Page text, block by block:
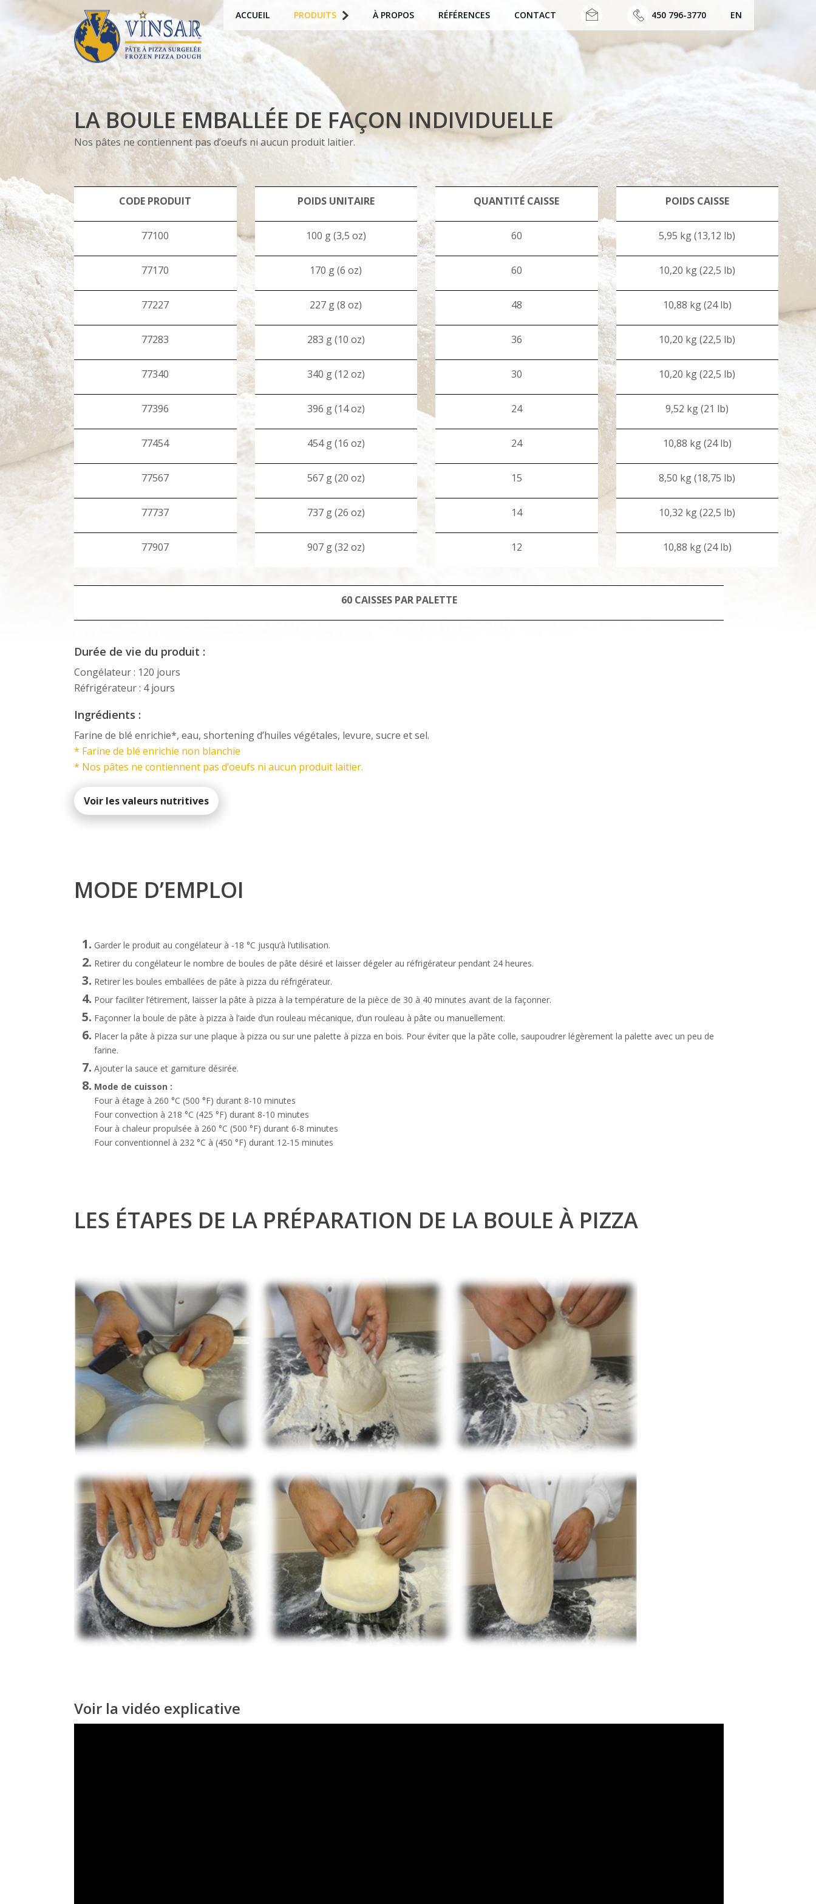
ACCUEIL PRODUITS À PROPOS RÉFÉRENCES CONTACT 450 796-3770 EN
LA BOULE EMBALLÉE DE FAÇON INDIVIDUELLE
Nos pâtes ne contiennent pas d’oeufs ni aucun produit laitier.
CODE PRODUIT
77100
77170
77227
77283
77340
77396
77454
77567
77737
77907
POIDS UNITAIRE
100 g (3,5 oz)
170 g (6 oz)
227 g (8 oz)
283 g (10 oz)
340 g (12 oz)
396 g (14 oz)
454 g (16 oz)
567 g (20 oz)
737 g (26 oz)
907 g (32 oz)
QUANTITÉ CAISSE
60
60
48
36
30
24
24
15
14
12
POIDS CAISSE
5,95 kg (13,12 lb)
10,20 kg (22,5 lb)
10,88 kg (24 lb)
10,20 kg (22,5 lb)
10,20 kg (22,5 lb)
9,52 kg (21 lb)
10,88 kg (24 lb)
8,50 kg (18,75 lb)
10,32 kg (22,5 lb)
10,88 kg (24 lb)
60 CAISSES PAR PALETTE
Durée de vie du produit :
Congélateur : 120 jours
Réfrigérateur : 4 jours
Ingrédients :
Farine de blé enrichie*, eau, shortening d’huiles végétales, levure, sucre et sel.
* Farine de blé enrichie non blanchie
* Nos pâtes ne contiennent pas d’oeufs ni aucun produit laitier.
Voir les valeurs nutritives
MODE D’EMPLOI
Garder le produit au congélateur à -18 °C jusqu’à l’utilisation.
Retirer du congélateur le nombre de boules de pâte désiré et laisser dégeler au réfrigérateur pendant 24 heures.
Retirer les boules emballées de pâte à pizza du réfrigérateur.
Pour faciliter l’étirement, laisser la pâte à pizza à la température de la pièce de 30 à 40 minutes avant de la façonner.
Façonner la boule de pâte à pizza à l’aide d’un rouleau mécanique, d’un rouleau à pâte ou manuellement.
Placer la pâte à pizza sur une plaque à pizza ou sur une palette à pizza en bois. Pour éviter que la pâte colle, saupoudrer légèrement la palette avec un peu de
farine.
Ajouter la sauce et garniture désirée.
Mode de cuisson :
Four à étage à 260 °C (500 °F) durant 8-10 minutes
Four convection à 218 °C (425 °F) durant 8-10 minutes
Four à chaleur propulsée à 260 °C (500 °F) durant 6-8 minutes
Four conventionnel à 232 °C à (450 °F) durant 12-15 minutes
LES ÉTAPES DE LA PRÉPARATION DE LA BOULE À PIZZA
Voir la vidéo explicative